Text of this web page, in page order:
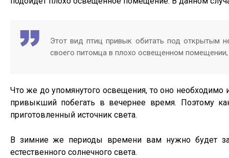
Этот вид птиц привык обитать под открытым
своего питомца в плохо освещенном помещении,
Что же до упомянутого освещения, то оно необходимо
привыкший побегать в вечернее время. Поэтому
приготовленный источник света.
В зимние же периоды времени вам нужно будет
естественного солнечного света.